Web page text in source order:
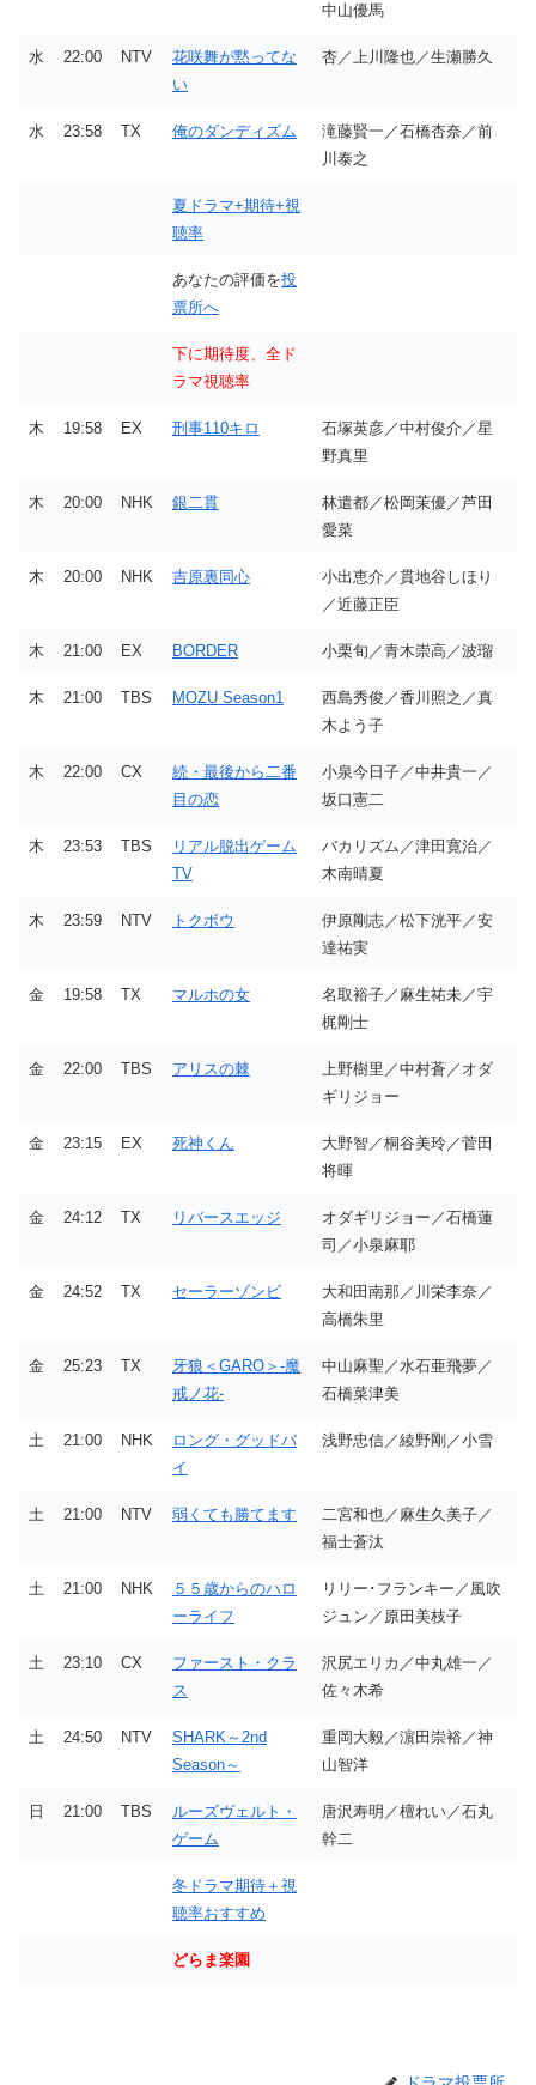
中山優馬
水 22:00 NTV
花咲舞が黙ってな
い
杏／上川隆也／生瀬勝久
水 23:58 TX 俺のダンディズム
滝藤賢一／石橋杏奈／前
川泰之
夏ドラマ+期待+視
聴率
あなたの評価を投
票所へ
下に期待度、全ド
ラマ視聴率
木 19:58 EX 刑事110キロ
石塚英彦／中村俊介／星
野真里
木 20:00 NHK 銀二貫
林遣都／松岡茉優／芦田
愛菜
木 20:00 NHK 吉原裏同心
小出恵介／貫地谷しほり
／近藤正臣
木 21:00 EX BORDER 小栗旬／青木崇高／波瑠
木 21:00 TBS MOZU Season1
西島秀俊／香川照之／真
木よう子
木 22:00 CX
続・最後から二番
目の恋
小泉今日子／中井貴一／
坂口憲二
木 23:53 TBS
リアル脱出ゲーム
TV
バカリズム／津田寛治／
木南晴夏
木 23:59 NTV トクボウ
伊原剛志／松下洸平／安
達祐実
金 19:58 TX マルホの女
名取裕子／麻生祐未／宇
梶剛士
金 22:00 TBS アリスの棘
上野樹里／中村蒼／オダ
ギリジョー
金 23:15 EX 死神くん
大野智／桐谷美玲／菅田
将暉
金 24:12 TX リバースエッジ
オダギリジョー／石橋蓮
司／小泉麻耶
金 24:52 TX セーラーゾンビ
大和田南那／川栄李奈／
高橋朱里
金 25:23 TX
牙狼＜GARO＞-魔
戒ノ花-
中山麻聖／水石亜飛夢／
石橋菜津美
土 21:00 NHK
ロング・グッドバ
イ
浅野忠信／綾野剛／小雪
土 21:00 NTV 弱くても勝てます
二宮和也／麻生久美子／
福士蒼汰
土 21:00 NHK
５５歳からのハロ
ーライフ
リリー･フランキー／風吹
ジュン／原田美枝子
土 23:10 CX
ファースト・クラ
ス
沢尻エリカ／中丸雄一／
佐々木希
土 24:50 NTV
SHARK～2nd
Season～
重岡大毅／濵田崇裕／神
山智洋
日 21:00 TBS
ルーズヴェルト・
ゲーム
唐沢寿明／檀れい／石丸
幹二
冬ドラマ期待＋視
聴率おすすめ
どらま楽園